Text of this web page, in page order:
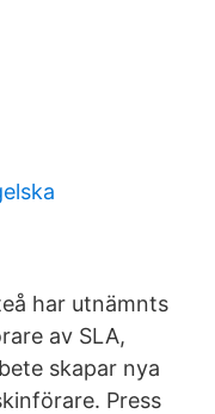
har utnämnts
av SLA,
skapar nya
Press